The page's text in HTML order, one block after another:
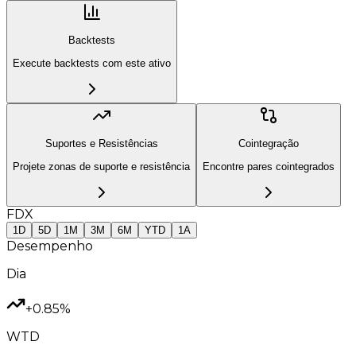
Backtests
Execute backtests com este ativo
Suportes e Resistências
Projete zonas de suporte e resistência
Cointegração
Encontre pares cointegrados
FDX
1D 5D 1M 3M 6M YTD 1A
Desempenho
Dia
+0.85%
WTD